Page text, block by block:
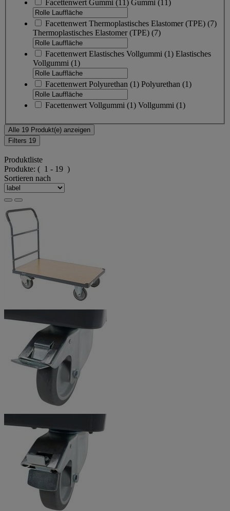
Facettenwert Gummi (11 ) Gummi (11)
Facettenwert Thermoplastisches Elastomer (TPE) (7)
Thermoplastisches Elastomer (TPE) (7)
Facettenwert Elastisches Vollgummi (1) Elastisches
Vollgummi (1)
Facettenwert Polyurethan (1) Polyurethan (1)
Facettenwert Vollgummi (1) Vollgummi (1)
Alle 19 Produkt(e) anzeigen
Filters 19
Produktliste
Produkte: ( 1 - 19 )
Sortieren nach